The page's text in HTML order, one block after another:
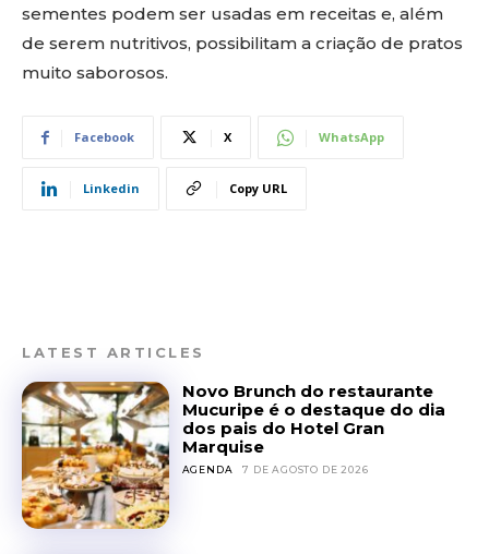
sementes podem ser usadas em receitas e, além
de serem nutritivos, possibilitam a criação de pratos
muito saborosos.
Facebook X WhatsApp
Linkedin Copy URL
LATEST ARTICLES
Novo Brunch do restaurante
Mucuripe é o destaque do dia
dos pais do Hotel Gran
Marquise
AGENDA 7 DE AGOSTO DE 2026